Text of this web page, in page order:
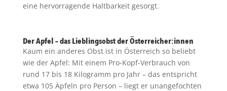
eine hervorragende Haltbarkeit gesorgt.
Der Apfel – das Lieblingsobst der Österreicher:innen
Kaum ein anderes Obst ist in Österreich so beliebt
wie der Apfel: Mit einem Pro-Kopf-Verbrauch von
rund 17 bis 18 Kilogramm pro Jahr – das entspricht
etwa 105 Äpfeln pro Person – liegt er unangefochten